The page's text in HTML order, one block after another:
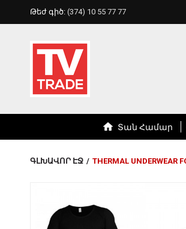
Թեժ գիծ: (374) 10 55 77 77
Տան Համար
ԳԼԽԱՎՈՐ ԷՋ / THERMAL UNDERWEAR